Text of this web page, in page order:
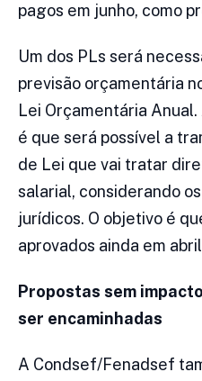
pagos em junho, como
Um dos PLs será
previsão orçamentária
Lei Orçamentária
é que será possível a
de Lei que vai tratar
salarial, considerando
jurídicos. O objetivo é
aprovados ainda em
Propostas sem
ser encaminhadas
A Condsef/Fenadsef